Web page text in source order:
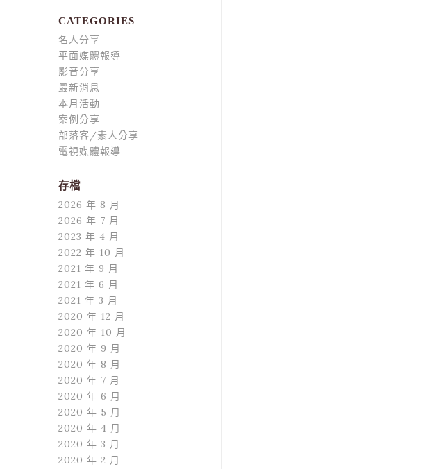
CATEGORIES
名人分享
平面媒體報導
影音分享
最新消息
本月活動
案例分享
部落客/素人分享
電視媒體報導
存檔
2026 年 8 月
2026 年 7 月
2023 年 4 月
2022 年 10 月
2021 年 9 月
2021 年 6 月
2021 年 3 月
2020 年 12 月
2020 年 10 月
2020 年 9 月
2020 年 8 月
2020 年 7 月
2020 年 6 月
2020 年 5 月
2020 年 4 月
2020 年 3 月
2020 年 2 月